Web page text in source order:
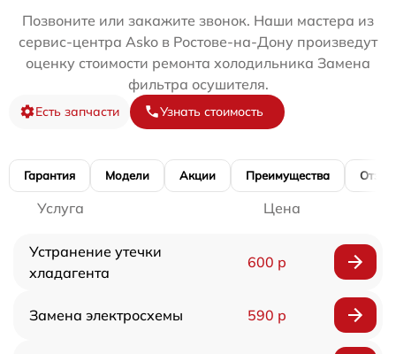
Позвоните или закажите звонок. Наши мастера из
сервис-центра Asko в Ростове-на-Дону произведут
оценку стоимости ремонта холодильника Замена
фильтра осушителя.
Есть запчасти Узнать стоимость
Гарантия Модели Акции Преимущества
Услуга Цена
Устранение утечки
хладагента
600 р
Замена электросхемы 590 р